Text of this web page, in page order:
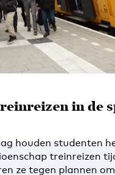
in de
houden studenten
treinreizen
ze tegen plannen